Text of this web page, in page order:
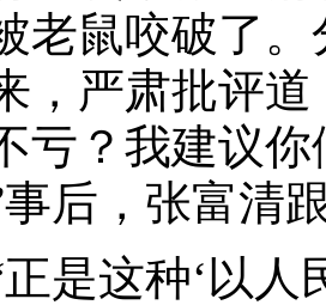
老鼠咬破了
，严肃批评
亏？我建议
后，张富清
这种‘以人